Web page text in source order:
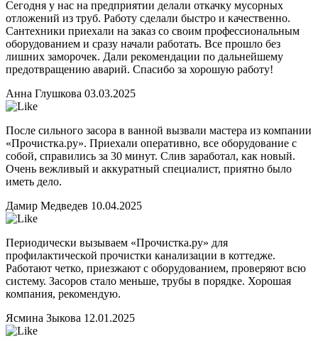
Сегодня у нас на предприятии делали откачку мусорных
отложений из труб. Работу сделали быстро и качественно.
Сантехники приехали на заказ со своим профессиональным
оборудованием и сразу начали работать. Все прошло без
лишних заморочек. Дали рекомендации по дальнейшему
предотвращению аварий. Спасибо за хорошую работу!
Анна Глушкова 03.03.2025
После сильного засора в ванной вызвали мастера из компании
«Прочистка.ру». Приехали оперативно, все оборудование с
собой, справились за 30 минут. Слив заработал, как новый.
Очень вежливый и аккуратный специалист, приятно было
иметь дело.
Дамир Медведев 10.04.2025
Периодически вызываем «Прочистка.ру» для
профилактической прочистки канализации в коттедже.
Работают четко, приезжают с оборудованием, проверяют всю
систему. Засоров стало меньше, трубы в порядке. Хорошая
компания, рекомендую.
Ясмина Зыкова 12.01.2025